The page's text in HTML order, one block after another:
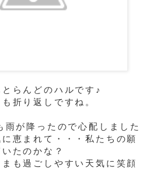
らんどのハルです♪
折り返しですね。
が降ったので心配しました
恵まれて・・・私たちの願
たのかな？
も過ごしやすい天気に笑顔